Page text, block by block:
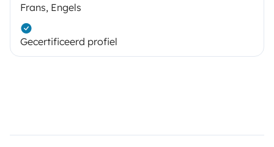
Frans, Engels
Gecertificeerd profiel